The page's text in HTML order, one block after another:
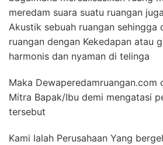
meredam suara suatu ruangan
Akustik sebuah ruangan sehingga
ruangan dengan Kekedapan atau
harmonis dan nyaman di telinga
Maka Dewaperedamruangan.com
Mitra Bapak/Ibu demi mengatasi
tersebut
Kami Ialah Perusahaan Yang